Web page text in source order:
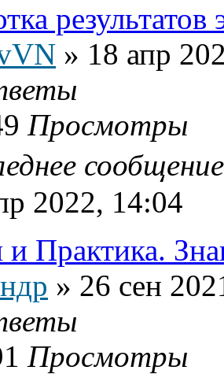
результатов
» 18 апр
Просмотры
2022, 14:04
и Практика.
» 26 сен
Просмотры